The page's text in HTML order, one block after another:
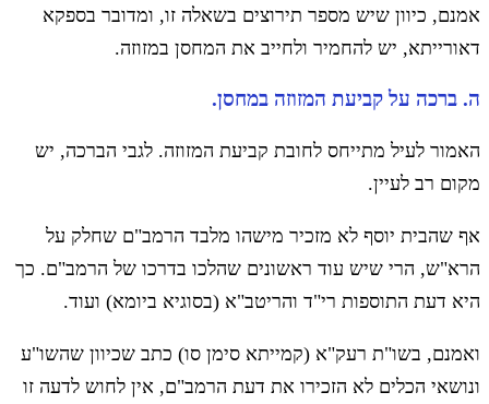
אמנם, כיוון שיש מספר תירוצים בשאלה זו, ומדובר בספקא
דאורייתא, יש להחמיר ולחייב את המחסן במזוזה.
ה. ברכה על קביעת המזוזה במחסן.
האמור לעיל מתייחס לחובת קביעת המזוזה. לגבי הברכה, יש
מקום רב לעיין.
אף שהבית יוסף לא מזכיר מישהו מלבד הרמב"ם שחלק על
הרא"ש, הרי שיש עוד ראשונים שהלכו בדרכו של הרמב"ם. כך
היא דעת התוספות רי"ד והריטב"א (בסוגיא ביומא) ועוד.
ואמנם, בשו"ת רעק"א (קמייתא סימן סו) כתב שכיוון שהשו"ע
ונושאי הכלים לא הזכירו את דעת הרמב"ם, אין לחוש לדעה זו